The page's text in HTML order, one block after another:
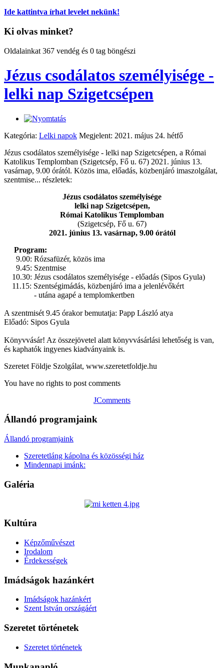
Ide kattintva írhat levelet nekünk!
Ki olvas minket?
Oldalainkat 367 vendég és 0 tag böngészi
Jézus csodálatos személyisége -
lelki nap Szigetcsépen
Kategória: Lelki napok Megjelent: 2021. május 24. hétfő
Jézus csodálatos személyisége - lelki nap Szigetcsépen, a Római
Katolikus Templomban (Szigetcsép, Fő u. 67) 2021. június 13.
vasárnap, 9.00 órától. Közös ima, előadás, közbenjáró imaszolgálat,
szentmise... részletek:
Jézus csodálatos személyisége
lelki nap Szigetcsépen,
Római Katolikus Templomban
(Szigetcsép, Fő u. 67)
2021. június 13. vasárnap, 9.00 órától
Program:
9.00: Rózsafüzér, közös ima
9.45: Szentmise
10.30: Jézus csodálatos személyisége - előadás (Sipos Gyula)
11.15: Szentségimádás, közbenjáró ima a jelenlévőkért
- utána agapé a templomkertben
A szentmisét 9.45 órakor bemutatja: Papp László atya
Előadó: Sipos Gyula
Könyvvásár! Az összejövetel alatt könyvvásárlási lehetőség is van,
és kaphatók ingyenes kiadványaink is.
Szeretet Földje Szolgálat, www.szeretetfoldje.hu
You have no rights to post comments
JComments
Állandó programjaink
Állandó programjaink
Szeretetláng kápolna és közösségi ház
Mindennapi imánk:
Galéria
Kultúra
Képzőművészet
Irodalom
Érdekességek
Imádságok hazánkért
Imádságok hazánkért
Szent István országáért
Szeretet történetek
Szeretet történetek